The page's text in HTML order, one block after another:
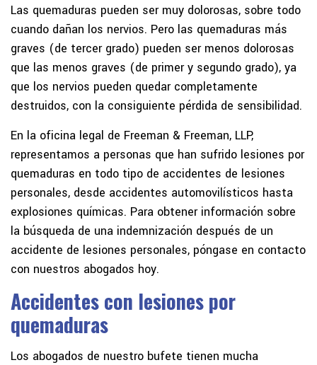
Las quemaduras pueden ser muy dolorosas, sobre todo
cuando dañan los nervios. Pero las quemaduras más
graves (de tercer grado) pueden ser menos dolorosas
que las menos graves (de primer y segundo grado), ya
que los nervios pueden quedar completamente
destruidos, con la consiguiente pérdida de sensibilidad.
En la oficina legal de Freeman & Freeman, LLP,
representamos a personas que han sufrido lesiones por
quemaduras en todo tipo de accidentes de lesiones
personales, desde accidentes automovilísticos hasta
explosiones químicas. Para obtener información sobre
la búsqueda de una indemnización después de un
accidente de lesiones personales, póngase en contacto
con nuestros abogados hoy.
Accidentes con lesiones por
quemaduras
Los abogados de nuestro bufete tienen mucha